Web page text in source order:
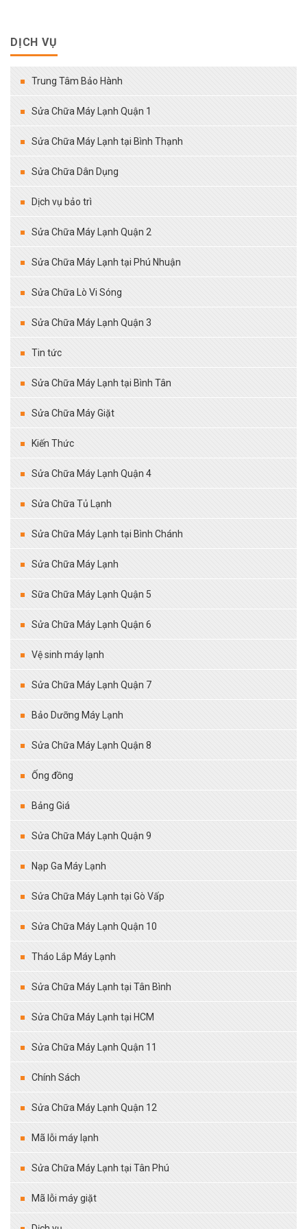
DỊCH VỤ
Trung Tâm Bảo Hành
Sửa Chữa Máy Lạnh Quận 1
Sửa Chữa Máy Lạnh tại Bình Thạnh
Sửa Chữa Dân Dụng
Dịch vụ bảo trì
Sửa Chữa Máy Lạnh Quận 2
Sửa Chữa Máy Lạnh tại Phú Nhuận
Sửa Chữa Lò Vi Sóng
Sửa Chữa Máy Lạnh Quận 3
Tin tức
Sửa Chữa Máy Lạnh tại Bình Tân
Sửa Chữa Máy Giặt
Kiến Thức
Sửa Chữa Máy Lạnh Quận 4
Sửa Chữa Tủ Lạnh
Sửa Chữa Máy Lạnh tại Bình Chánh
Sửa Chữa Máy Lạnh
Sữa Chữa Máy Lạnh Quận 5
Sửa Chữa Máy Lạnh Quận 6
Vệ sinh máy lạnh
Sửa Chữa Máy Lạnh Quận 7
Bảo Dưỡng Máy Lạnh
Sửa Chữa Máy Lạnh Quận 8
Ống đồng
Bảng Giá
Sửa Chữa Máy Lạnh Quận 9
Nạp Ga Máy Lạnh
Sửa Chữa Máy Lạnh tại Gò Vấp
Sửa Chữa Máy Lạnh Quận 10
Tháo Lắp Máy Lạnh
Sửa Chữa Máy Lạnh tại Tân Bình
Sửa Chữa Máy Lạnh tại HCM
Sửa Chữa Máy Lạnh Quận 11
Chính Sách
Sửa Chữa Máy Lạnh Quận 12
Mã lỗi máy lạnh
Sửa Chữa Máy Lạnh tại Tân Phú
Mã lỗi máy giặt